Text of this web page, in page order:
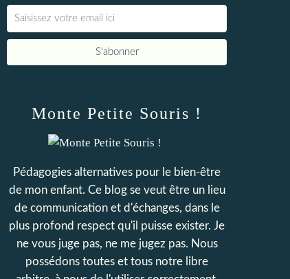
Monte Petite Souris !
Pédagogies alternatives pour le bien-être
de mon enfant. Ce blog se veut être un lieu
de communication et d'échanges, dans le
plus profond respect qu'il puisse exister. Je
ne vous juge pas, ne me jugez pas. Nous
possédons toutes et tous notre libre